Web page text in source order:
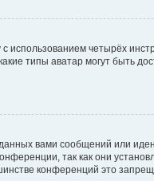
четырёх
типы аватар могут быть
вами сообщений или
так как они
конференций это